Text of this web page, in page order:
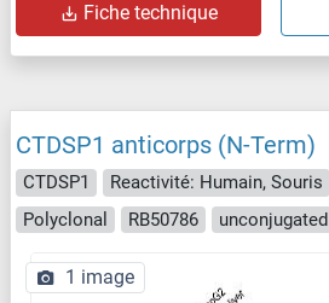
Fiche technique
CTDSP1 anticorps (N-Term)
CTDSP1 Reactivité: Humain, Souris
Polyclonal
RB50786 unconjugated
1 image